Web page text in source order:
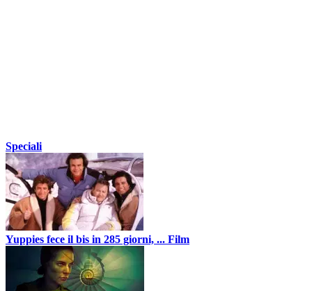
Speciali
Yuppies fece il bis in 285 giorni, ... Film